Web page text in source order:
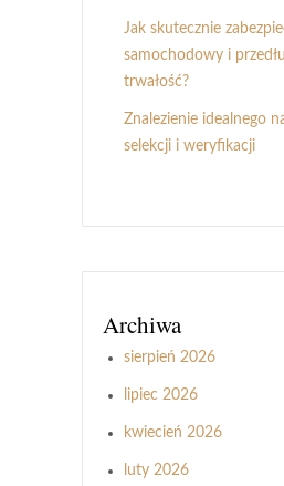
Jak skutecznie
samochodowy i
trwałość?
Znalezienie idealnego
selekcji i weryfikacji
Archiwa
sierpień 2026
lipiec 2026
kwiecień 2026
luty 2026